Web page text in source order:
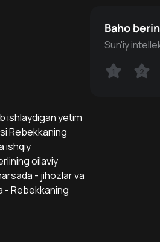
ishlaydigan yetim
Rebekkaning
ishqiy
oilaviy
- jihozlar va
- Rebekkaning
Baho
Sun'iy
1 2
1 2